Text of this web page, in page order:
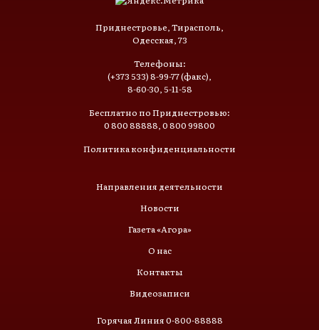
Приднестровье, Тирасполь,
Одесская, 73
Телефоны:
(+373 533) 8-99-77 (факс),
8-60-30, 5-11-58
Бесплатно по Приднестровью:
0 800 88888, 0 800 99800
Политика конфиденциальности
Направления деятельности
Новости
Газета «Агора»
О нас
Контакты
Видеозаписи
Горячая Линия 0-800-88888